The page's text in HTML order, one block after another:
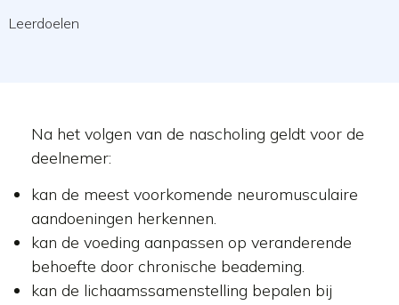
Leerdoelen
Na het volgen van de nascholing geldt voor de
deelnemer:
kan de meest voorkomende neuromusculaire
aandoeningen herkennen.
kan de voeding aanpassen op veranderende
behoefte door chronische beademing.
kan de lichaamssamenstelling bepalen bij